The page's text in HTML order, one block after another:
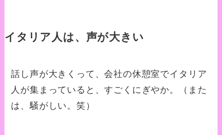
イタリア人は、声が大きい
話し声が大きくって、会社の休憩室でイタリア
人が集まっていると、すごくにぎやか。（また
は、騒がしい。笑）